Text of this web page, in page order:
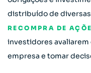
distribuído de
RECOMPRA DE
investidores avaliarem
empresa e tomar